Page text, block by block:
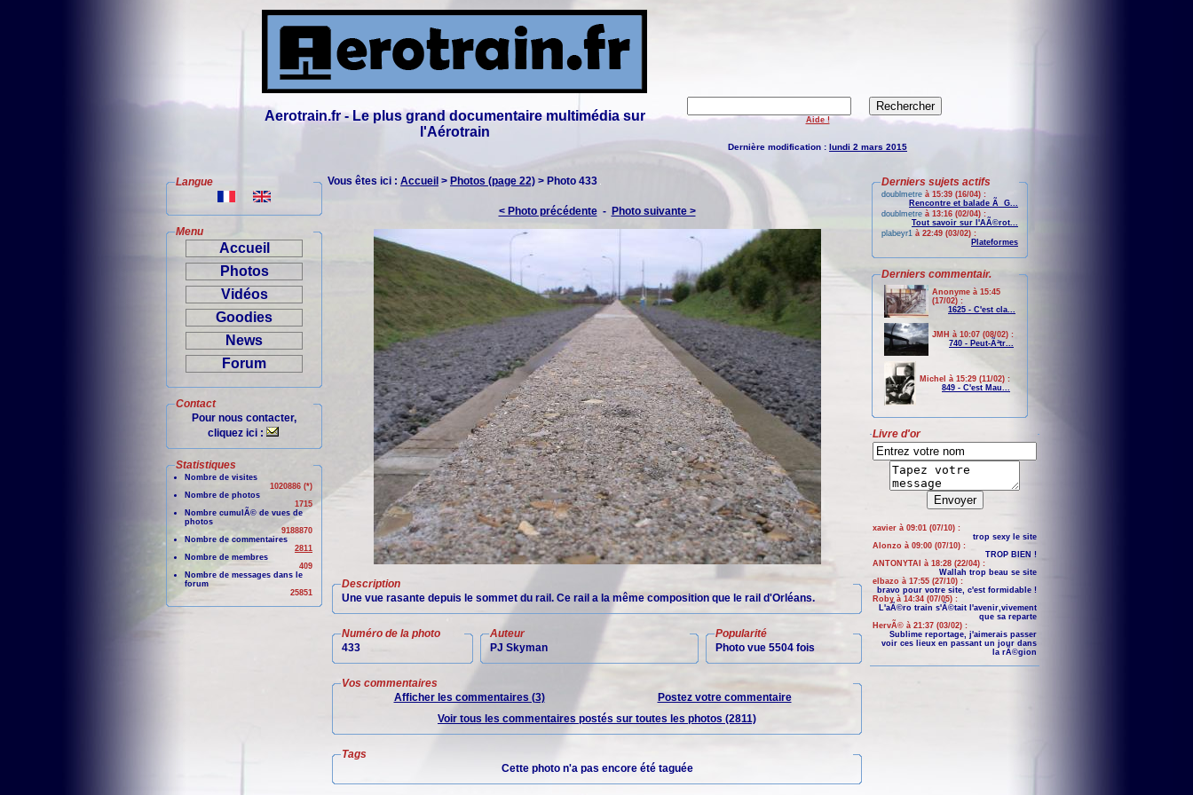
Aerotrain.fr - Le plus grand documentaire multimédia sur
l'Aérotrain
Aide !
Dernière modification : lundi 2 mars 2015
Langue
Menu
Accueil
Photos
Vidéos
Goodies
News
Forum
Contact
Pour nous contacter,
cliquez ici :
Statistiques
Nombre de visites
1020886 (*)
Nombre de photos
1715
Nombre cumulÃ© de vues de
photos
9188870
Nombre de commentaires
2811
Nombre de membres
409
Nombre de messages dans le
forum
25851
Vous êtes ici : Accueil > Photos (page 22) > Photo 433
< Photo précédente- Photo suivante >
Description
Une vue rasante depuis le sommet du rail. Ce rail a la même composition que le rail d'Orléans.
Numéro de la photo
433
Auteur
PJ Skyman
Popularité
Photo vue 5504 fois
Vos commentaires
Afficher les commentaires (3)
Postez votre commentaire
Voir tous les commentaires postés sur toutes les photos (2811)
Tags
Cette photo n'a pas encore été taguée
Derniers sujets actifs
doublmetre à 15:39 (16/04) :
Rencontre et balade Ã G...
doublmetre à 13:16 (02/04) :
Tout savoir sur l'AÃ©rot...
plabeyr1 à 22:49 (03/02) :
Plateformes
Derniers commentair.
Anonyme à 15:45
(17/02) :
1625 - C'est cla...
JMH à 10:07 (08/02) :
740 - Peut-Ãªtr...
Michel à 15:29 (11/02) :
849 - C'est Mau...
Livre d'or
xavier à 09:01 (07/10) :
trop sexy le site
Alonzo à 09:00 (07/10) :
TROP BIEN !
ANTONYTAI à 18:28 (22/04) :
Wallah trop beau se site
elbazo à 17:55 (27/10) :
bravo pour votre site, c'est formidable !
Roby à 14:34 (07/05) :
L'aÃ©ro train s'Ã©tait l'avenir,vivement
que sa reparte
HervÃ© à 21:37 (03/02) :
Sublime reportage, j'aimerais passer
voir ces lieux en passant un jour dans
la rÃ©gion